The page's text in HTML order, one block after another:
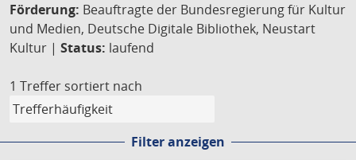
Förderung: Beauftragte der Bundesregierung für Kultur
und Medien, Deutsche Digitale Bibliothek, Neustart
Kultur | Status: laufend
1 Treffer sortiert nach
Filter anzeigen